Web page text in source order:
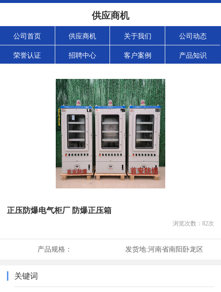
供应商机
公司首页 供应商机 关于我们 公司动态
荣誉认证 招聘中心 客户案例 产品知识
正压防爆电气柜厂 防爆正压箱
浏览次数： 82次
产品规格： 发货地:河南省南阳卧龙区
关键词